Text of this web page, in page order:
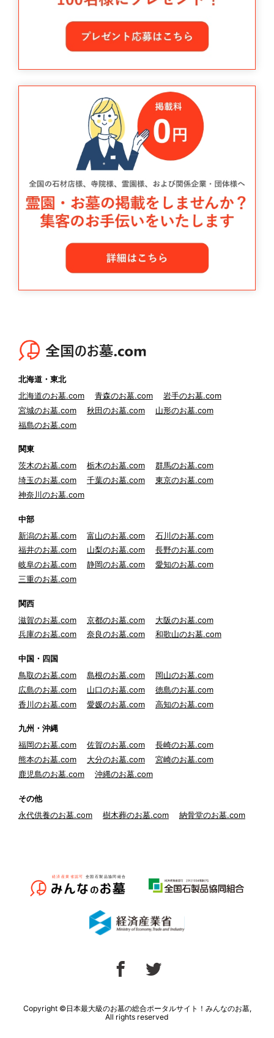
北海道・東北
北海道のお墓.com
青森のお墓.com
岩手のお墓.com
宮城のお墓.com
秋田のお墓.com
山形のお墓.com
福島のお墓.com
関東
茨木のお墓.com
栃木のお墓.com
群馬のお墓.com
埼玉のお墓.com
千葉のお墓.com
東京のお墓.com
神奈川のお墓.com
中部
新潟のお墓.com
富山のお墓.com
石川のお墓.com
福井のお墓.com
山梨のお墓.com
長野のお墓.com
岐阜のお墓.com
静岡のお墓.com
愛知のお墓.com
三重のお墓.com
関西
滋賀のお墓.com
京都のお墓.com
大阪のお墓.com
兵庫のお墓.com
奈良のお墓.com 和歌山のお墓.com
中国・四国
鳥取のお墓.com
島根のお墓.com
岡山のお墓.com
広島のお墓.com
山口のお墓.com
徳島のお墓.com
香川のお墓.com
愛媛のお墓.com 高知のお墓.com
九州・沖縄
福岡のお墓.com
佐賀のお墓.com
長崎のお墓.com
熊本のお墓.com
大分のお墓.com
宮崎のお墓.com
鹿児島のお墓.com
沖縄のお墓.com
その他
永代供養のお墓.com
樹木葬のお墓.com 納骨堂のお墓.com
Copyright ©日本最大級のお墓の総合ポータルサイト！みんなのお墓,
All rights reserved